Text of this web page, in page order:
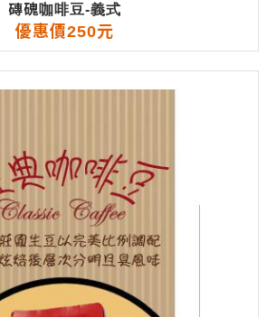
磚磈咖啡豆-義式
優惠價250元